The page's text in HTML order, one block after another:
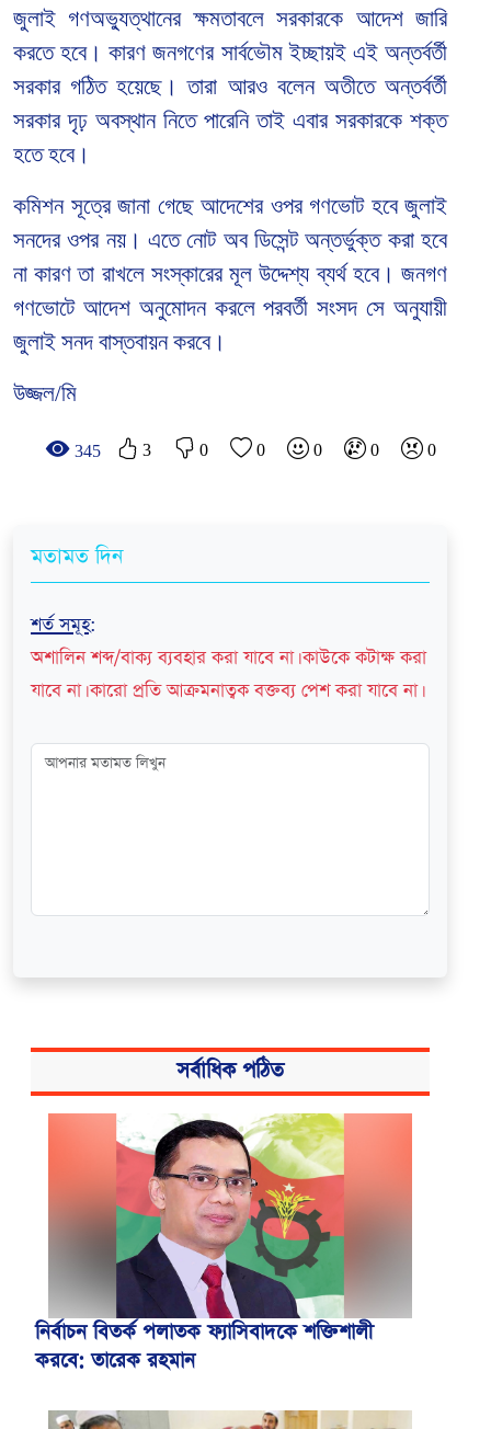
জুলাই গণঅভ্যুত্থানের ক্ষমতাবলে সরকারকে আদেশ জারি
করতে হবে। কারণ জনগণের সার্বভৌম ইচ্ছায়ই এই অন্তর্বর্তী
সরকার গঠিত হয়েছে। তারা আরও বলেন অতীতে অন্তর্বর্তী
সরকার দৃঢ় অবস্থান নিতে পারেনি তাই এবার সরকারকে শক্ত
হতে হবে।
কমিশন সূত্রে জানা গেছে আদেশের ওপর গণভোট হবে জুলাই
সনদের ওপর নয়। এতে নোট অব ডিসেন্ট অন্তর্ভুক্ত করা হবে
না কারণ তা রাখলে সংস্কারের মূল উদ্দেশ্য ব্যর্থ হবে। জনগণ
গণভোটে আদেশ অনুমোদন করলে পরবর্তী সংসদ সে অনুযায়ী
জুলাই সনদ বাস্তবায়ন করবে।
উজ্জল/মি
345 3 0 0 0 0 0
মতামত দিন
শর্ত সমূহ:
অশালিন শব্দ/বাক্য ব্যবহার করা যাবে না। কাউকে কটাক্ষ করা
যাবে না। কারো প্রতি আক্রমনাত্বক বক্তব্য পেশ করা যাবে না।
সর্বাধিক পঠিত
নির্বাচন বিতর্ক পলাতক ফ্যাসিবাদকে শক্তিশালী
করবে: তারেক রহমান